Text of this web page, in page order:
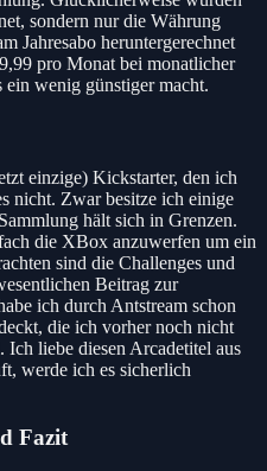
sondern nur die Währung
Jahresabo heruntergerechnet
pro Monat bei monatlicher
ein wenig günstiger macht.
einzige) Kickstarter, den ich
nicht. Zwar besitze ich einige
hält sich in Grenzen.
die XBox anzuwerfen um ein
sind die Challenges und
Beitrag zur
ich durch Antstream schon
die ich vorher noch nicht
Ich liebe diesen Arcadetitel aus
werde ich es sicherlich
Fazit